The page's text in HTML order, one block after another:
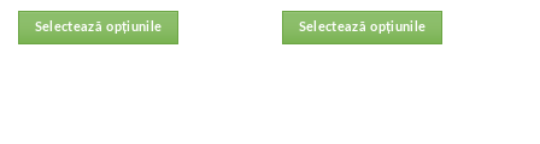
Selectează opțiunile Selectează opțiunile